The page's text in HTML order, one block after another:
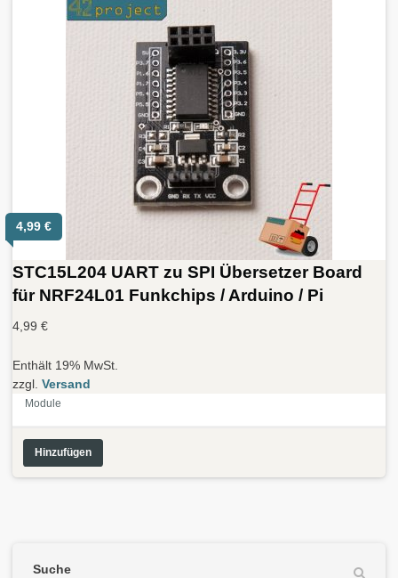
4,99 €
STC15L204 UART zu SPI Übersetzer Board
für NRF24L01 Funkchips / Arduino / Pi
4,99 €
Enthält 19% MwSt.
zzgl. Versand
Module
Hinzufügen
Suche